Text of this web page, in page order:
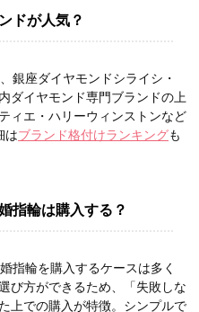
ドが人気？
銀座ダイヤモンドシライシ・
ダイヤモンド専門ブランドの上
ィエ・ハリーウィンストンなど
はブランド格付けランキングも
指輪は購入する？
指輪を購入するケースは多く
び方ができるため、「失敗しな
上での購入が特徴。シンプルで